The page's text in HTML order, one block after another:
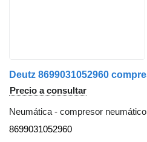
Precio a consultar
Neumática - compresor neumático
8699031052960